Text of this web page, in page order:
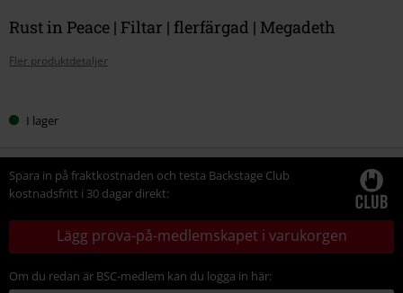
Rust in Peace | Filtar | flerfärgad | Megadeth
Fler produktdetaljer
dinI lager
Spara in på fraktkostnaden och testa Backstage Club
kostnadsfritt i 30 dagar direkt:
Lägg prova-på-medlemskapet i varukorgen
Om du redan är BSC-medlem kan du logga in här: